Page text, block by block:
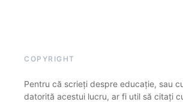
COPYRIGHT
Pentru că scrieți despre educație, sau
datorită acestui lucru, ar fi util să citați